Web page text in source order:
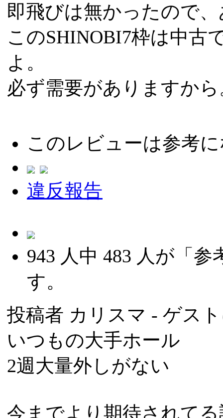
即飛びは無かったので
このSHINOBI7枠は中古
よ。
必ず需要がありますから
このレビューは参考
違反報告
943 人中 483 人が「参
す。
投稿者 カリスマ - ゲス
いつもの大手ホール
2週大量外しがない
今までより期待されてる